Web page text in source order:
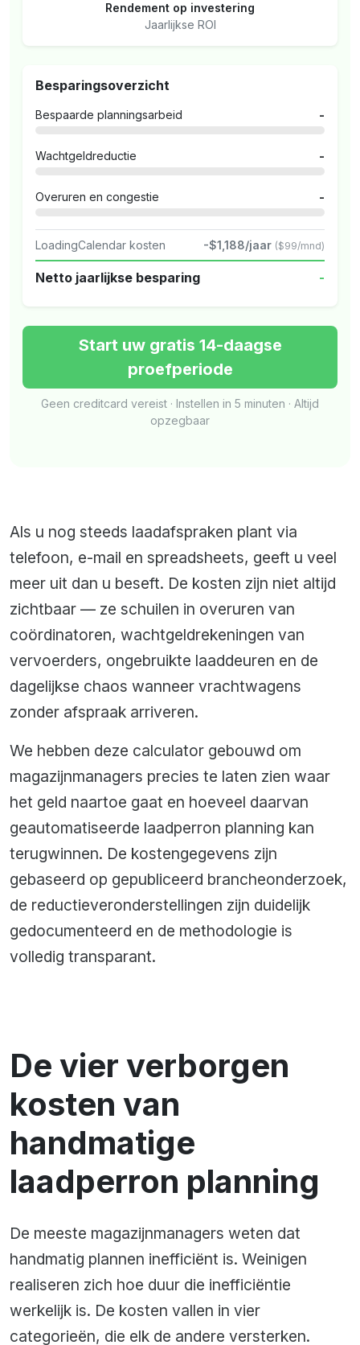
Rendement op investering
Jaarlijkse ROI
Besparingsoverzicht
Bespaarde planningsarbeid -
Wachtgeldreductie -
Overuren en congestie -
LoadingCalendar kosten -$1,188/jaar ($99/mnd)
Netto jaarlijkse besparing -
Start uw gratis 14-daagse
proefperiode
Geen creditcard vereist · Instellen in 5 minuten · Altijd
opzegbaar
Als u nog steeds laadafspraken plant via
telefoon, e-mail en spreadsheets, geeft u veel
meer uit dan u beseft. De kosten zijn niet altijd
zichtbaar — ze schuilen in overuren van
coördinatoren, wachtgeldrekeningen van
vervoerders, ongebruikte laaddeuren en de
dagelijkse chaos wanneer vrachtwagens
zonder afspraak arriveren.
We hebben deze calculator gebouwd om
magazijnmanagers precies te laten zien waar
het geld naartoe gaat en hoeveel daarvan
geautomatiseerde laadperron planning kan
terugwinnen. De kostengegevens zijn
gebaseerd op gepubliceerd brancheonderzoek,
de reductieveronderstellingen zijn duidelijk
gedocumenteerd en de methodologie is
volledig transparant.
De vier verborgen
kosten van
handmatige
laadperron planning
De meeste magazijnmanagers weten dat
handmatig plannen inefficiënt is. Weinigen
realiseren zich hoe duur die inefficiëntie
werkelijk is. De kosten vallen in vier
categorieën, die elk de andere versterken.